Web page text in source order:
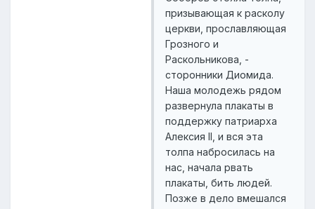
призывающая к расколу
церкви, прославляющая
Грозного и
Раскольникова, -
сторонники Диомида.
Наша молодежь рядом
развернула плакаты в
поддержку патриарха
Алексия II, и вся эта
толпа набросилась на
нас, начала рвать
плакаты, бить людей.
Позже в дело вмешался